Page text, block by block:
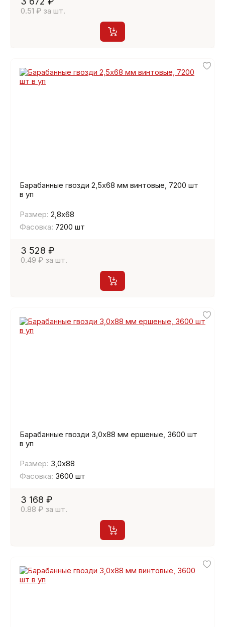
0.51 ₽ за шт.
Барабанные гвозди 2,5х68 мм винтовые, 7200 шт
в уп
Размер: 2,8х68
Фасовка: 7200 шт
3 528 ₽
0.49 ₽ за шт.
Барабанные гвозди 3,0х88 мм ершеные, 3600 шт
в уп
Размер: 3,0х88
Фасовка: 3600 шт
3 168 ₽
0.88 ₽ за шт.